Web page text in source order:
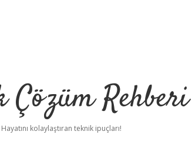
Rehberi
Hayatını kolaylaştıran teknik ipuçları!